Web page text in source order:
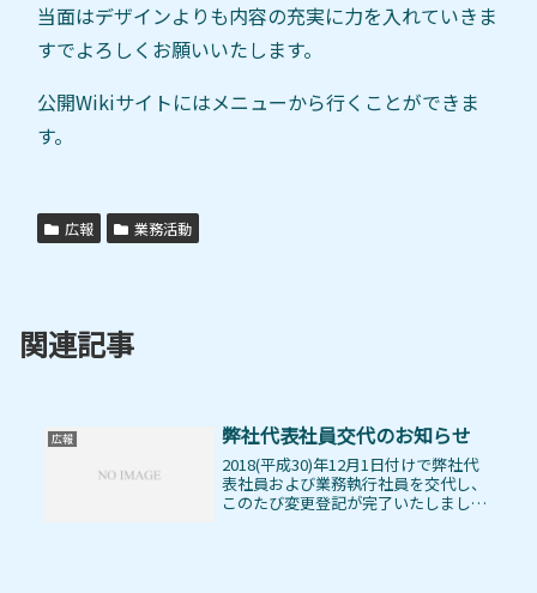
当面はデザインよりも内容の充実に力を入れていきま
すでよろしくお願いいたします。
公開Wikiサイトにはメニューから行くことができま
す。
広報 業務活動
関連記事
広報 弊社代表社員交代のお知らせ
2018(平成30)年12月1日付けで弊社代
表社員および業務執行社員を交代し、
このたび変更登記が完了いたしました